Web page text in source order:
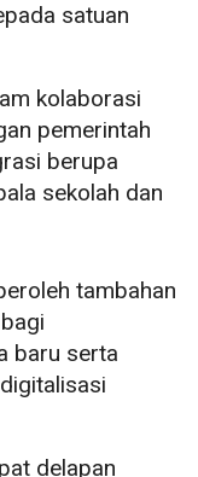
satuan
kolaborasi
pemerintah
berupa
sekolah dan
tambahan
baru serta
delapan